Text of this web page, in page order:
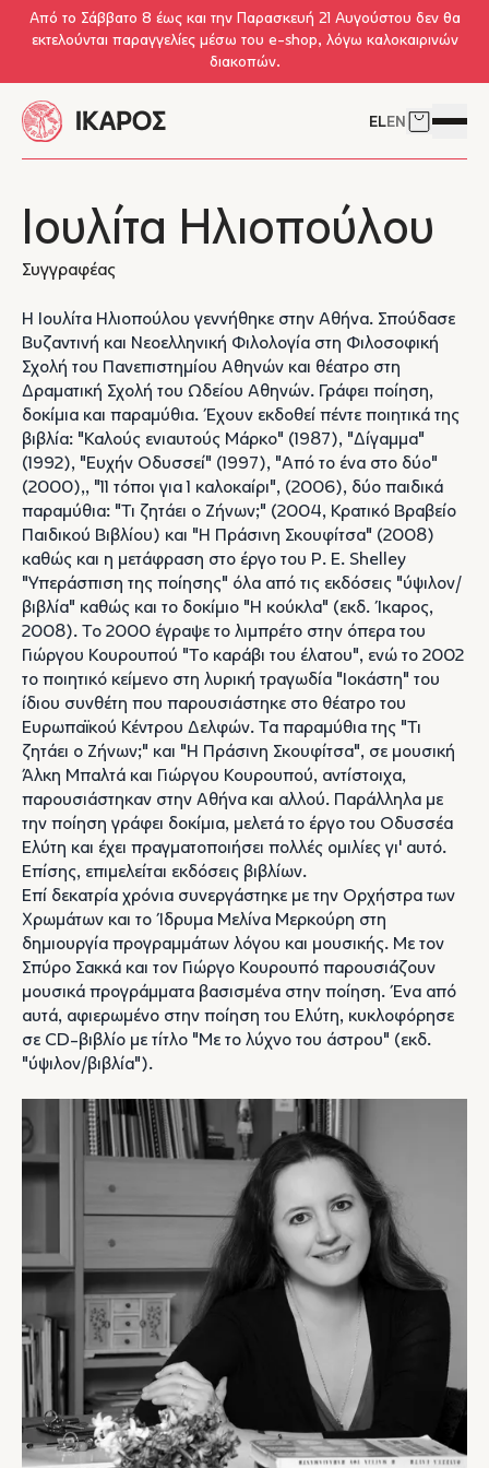
Skip to main content
Από το Σάββατο 8 έως και την Παρασκευή 21 Αυγούστου δεν θα
εκτελούνται παραγγελίες μέσω του e-shop, λόγω καλοκαιρινών
διακοπών.
ELEN Δείτε το
Ιουλίτα Ηλιοπούλου
Συγγραφέας
Η Ιουλίτα Ηλιοπούλου γεννήθηκε στην Αθήνα. Σπούδασε
Βυζαντινή και Νεοελληνική Φιλολογία στη Φιλοσοφική
Σχολή του Πανεπιστημίου Αθηνών και θέατρο στη
Δραματική Σχολή του Ωδείου Αθηνών. Γράφει ποίηση,
δοκίμια και παραμύθια. Έχουν εκδοθεί πέντε ποιητικά της
βιβλία: "Καλούς ενιαυτούς Μάρκο" (1987), "Δίγαμμα"
(1992), "Ευχήν Οδυσσεί" (1997), "Από το ένα στο δύο"
(2000),, "11 τόποι για 1 καλοκαίρι", (2006), δύο παιδικά
παραμύθια: "Τι ζητάει ο Ζήνων;" (2004, Κρατικό Βραβείο
Παιδικού Βιβλίου) και "Η Πράσινη Σκουφίτσα" (2008)
καθώς και η μετάφραση στο έργο του P. E. Shelley
"Υπεράσπιση της ποίησης" όλα από τις εκδόσεις "ύψιλον/
βιβλία" καθώς και το δοκίμιο "Η κούκλα" (εκδ. Ίκαρος,
2008). Το 2000 έγραψε το λιμπρέτο στην όπερα του
Γιώργου Κουρουπού "Το καράβι του έλατου", ενώ το 2002
το ποιητικό κείμενο στη λυρική τραγωδία "Ιοκάστη" του
ίδιου συνθέτη που παρουσιάστηκε στο θέατρο του
Ευρωπαϊκού Κέντρου Δελφών. Τα παραμύθια της "Τι
ζητάει ο Ζήνων;" και "Η Πράσινη Σκουφίτσα", σε μουσική
Άλκη Μπαλτά και Γιώργου Κουρουπού, αντίστοιχα,
παρουσιάστηκαν στην Αθήνα και αλλού. Παράλληλα με
την ποίηση γράφει δοκίμια, μελετά το έργο του Οδυσσέα
Ελύτη και έχει πραγματοποιήσει πολλές ομιλίες γι' αυτό.
Επίσης, επιμελείται εκδόσεις βιβλίων.
Επί δεκατρία χρόνια συνεργάστηκε με την Ορχήστρα των
Χρωμάτων και το Ίδρυμα Μελίνα Μερκούρη στη
δημιουργία προγραμμάτων λόγου και μουσικής. Με τον
Σπύρο Σακκά και τον Γιώργο Κουρουπό παρουσιάζουν
μουσικά προγράμματα βασισμένα στην ποίηση. Ένα από
αυτά, αφιερωμένο στην ποίηση του Ελύτη, κυκλοφόρησε
σε CD-βιβλίο με τίτλο "Με το λύχνο του άστρου" (εκδ.
"ύψιλον/βιβλία").